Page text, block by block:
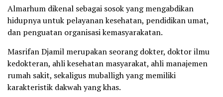
Almarhum dikenal sebagai sosok yang mengabdikan
hidupnya untuk pelayanan kesehatan, pendidikan umat,
dan penguatan organisasi kemasyarakatan.
Masrifan Djamil merupakan seorang dokter, doktor ilmu
kedokteran, ahli kesehatan masyarakat, ahli manajemen
rumah sakit, sekaligus muballigh yang memiliki
karakteristik dakwah yang khas.